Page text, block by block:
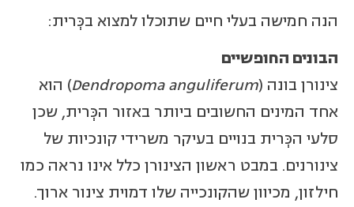
הנה חמישה בעלי חיים שתוכלו למצוא בכְּרית:
הבונים החופשיים
צינורן בונה (Dendropoma anguliferum) הוא
אחד המינים החשובים ביותר באזור הכְּרית, שכן
סלעי הכְּרית בנויים בעיקר משרידי קונכיות של
צינורנים. במבט ראשון הצינורן כלל אינו נראה כמו
חילזון, מכיוון שהקונכייה שלו דמוית צינור ארוך.